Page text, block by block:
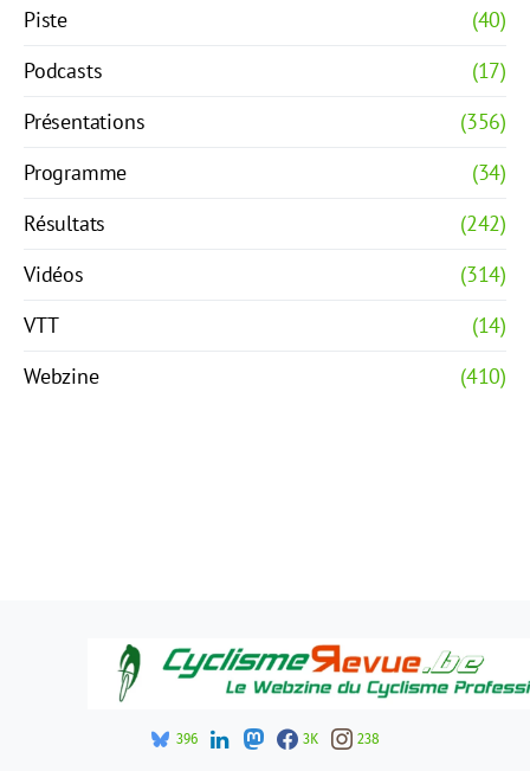
Piste
(40)
Podcasts
(17)
Présentations
(356)
Programme
(34)
Résultats
(242)
Vidéos
(314)
VTT
(14)
Webzine
(410)
396 3K 238